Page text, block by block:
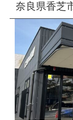
奈良県香芝